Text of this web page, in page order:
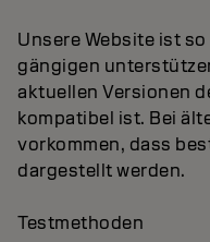
Unsere Website ist
gängigen
aktuellen Versionen
kompatibel ist. Bei
vorkommen, dass
dargestellt werden.
Testmethoden